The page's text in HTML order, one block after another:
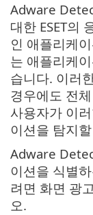
Adware
대한 ESET의
인 애플리케
는 애플리케
습니다. 이러
경우에도 전
사용자가 이
이션을 탐지
Adware
이션을 식별
려면 화면 광
오.